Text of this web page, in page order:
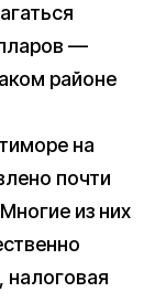
—
районе
на
почти
из них
налоговая